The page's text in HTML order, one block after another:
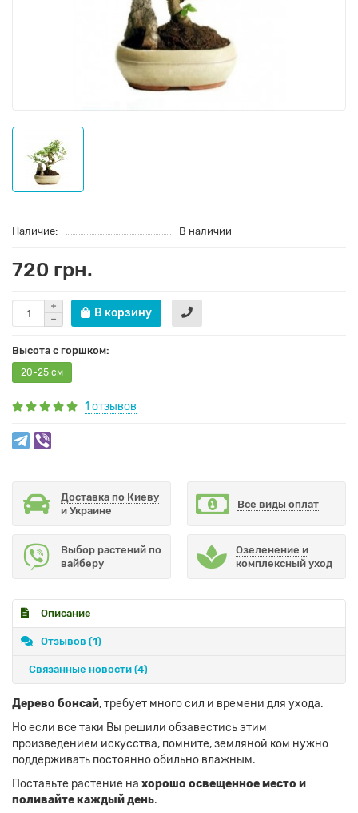
Наличие: В наличии
720 грн.
В корзину
Высота с горшком:
20-25 см
1 отзывов
Доставка по Киеву
и Украине
Все виды оплат
Выбор растений по
вайберу
Озеленение и
комплексный уход
Описание
Отзывов (1)
Связанные новости (4)
Дерево бонсай, требует много сил и времени для ухода.
Но если все таки Вы решили обзавестись этим
произведением искусства, помните, земляной ком нужно
поддерживать постоянно обильно влажным.
Поставьте растение на хорошо освещенное место и
поливайте каждый день.